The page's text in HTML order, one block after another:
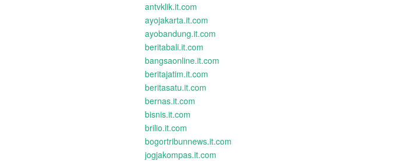
antvklik.it.com
ayojakarta.it.com
ayobandung.it.com
beritabali.it.com
bangsaonline.it.com
beritajatim.it.com
beritasatu.it.com
bernas.it.com
bisnis.it.com
brilio.it.com
bogortribunnews.it.com
jogjakompas.it.com